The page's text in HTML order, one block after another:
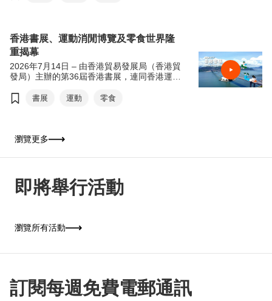
特別聯同本地藝術家 @messydesks 及過百位
中、小學生，攜手用畫筆記錄香港經濟面貌。
歡迎觀看宣傳短片，率先感受本屆書展的精彩
內容。
香港書展、運動消閒博覽及零食世界隆
重揭幕
2026年7月14日 – 由香港貿易發展局（香港貿
發局）主辦的第36屆香港書展，連同香港運動
日（星期三至星期二）於香港會議展覽中心舉
（7月15日）上午11時將舉行開幕典禮，由香
主禮嘉賓及致開幕辭，香港貿易發展局主席馬
今年書展以「從香港閱讀世界：文創傳承．旅
「揭開文學心度遊」為主題，以「本地眼」和
有多組互動裝置，按參觀者的性格及喜好推薦
跨越地域的文學之旅。
書展 運動 零食
瀏覽更多
即將舉行活動
瀏覽所有活動
訂閱每週免費電郵通訊